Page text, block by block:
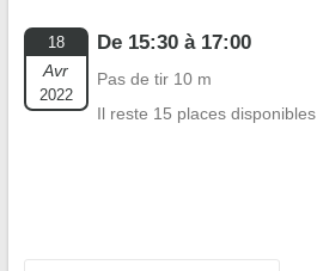
18
Avr
2022
De 15:30 à 17:00
Pas de tir 10 m
Il reste 15 places disponibles